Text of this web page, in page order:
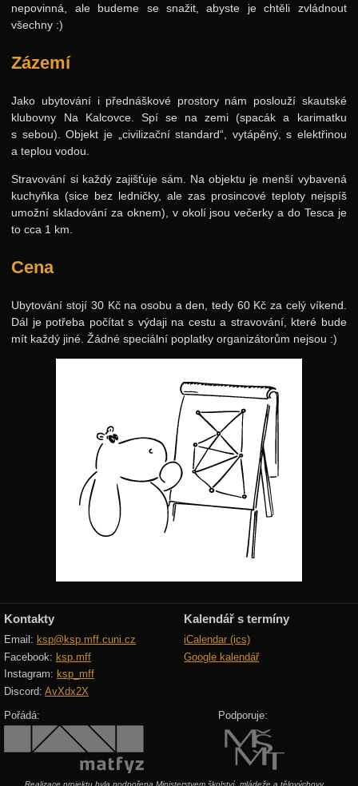
nepovinná, ale budeme se snažit, abyste je chtěli zvládnout
všechny :)
Zázemí
Jako ubytování i přednáškové prostory nám poslouží skautské
klubovny Na Kalcovce. Spí se na zemi (spacák a karimatku
s sebou). Objekt je „civilizační standard“, vytápěný, s elektřinou
a teplou vodou.
Stravování si každý zajišťuje sám. Na objektu je menší vybavená
kuchyňka (sice bez ledničky, ale zas prosincové teploty nejspíš
umožní skladování za oknem), v okolí jsou večerky a do Tesca je
to cca 1 km.
Cena
Ubytování stojí 30 Kč na osobu a den, tedy 60 Kč za celý víkend.
Dál je potřeba počítat s výdaji na cestu a stravování, které bude
mít každý jiné. Žádné speciální poplatky organizátorům nejsou :)
Kontakty
Email: ksp@ksp.mff.cuni.cz
Facebook: ksp.mff
Instagram: ksp_mff
Discord: AvXdx2X
Kalendář s termíny
iCalendar (ics)
Google kalendář
Pořádá: Podporuje:
Realizace projektu byla podpořena Ministerstvem školství, mládeže a tělovýchovy.